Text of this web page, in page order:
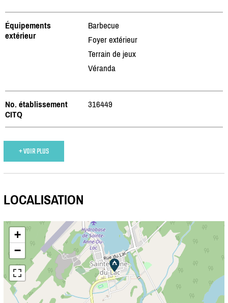
Équipements
extérieur
Barbecue
Foyer extérieur
Terrain de jeux
Véranda
No. établissement
CITQ
316449
+ VOIR PLUS
LOCALISATION
+
−